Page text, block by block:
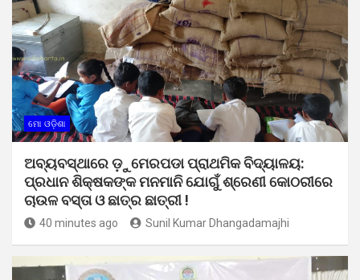
ମୋ ଓଡ଼ିଶା
ଅବ୍ୟବସ୍ଥାରେ ଡ଼ୁମେରପଡା ପ୍ରାଥମିକ ବିଦ୍ୟାଳୟ:
ପ୍ରଧାନ ଶିକ୍ଷକଙ୍କ ମନମାନି ଯୋଗୁଁ ଶ୍ରେଣୀ କୋଠରୀରେ
ଚାଉଳ ବସ୍ତା ଓ ଛାତ୍ର ଛାତ୍ରୀ !
40 minutes ago Sunil Kumar Dhangadamajhi